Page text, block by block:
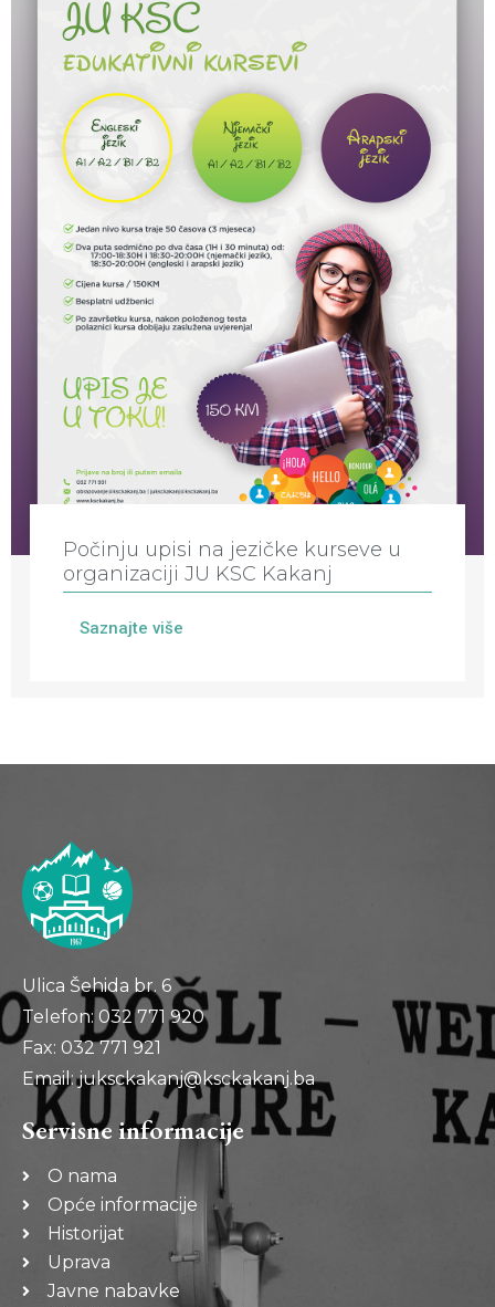
Počinju upisi na jezičke kurseve u
organizaciji JU KSC Kakanj
Saznajte više
Ulica Šehida br. 6
Telefon: 032 771 920
Fax: 032 771 921
Email: juksckakanj@ksckakanj.ba
Servisne informacije
O nama
Opće informacije
Historijat
Uprava
Javne nabavke